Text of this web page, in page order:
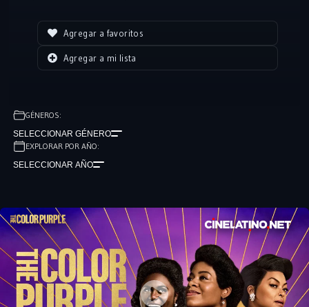
Agregar a favoritos
Agregar a mi lista
GÉNEROS:
SELECCIONAR GÉNERO
EXPLORAR POR AÑO:
SELECCIONAR AÑO